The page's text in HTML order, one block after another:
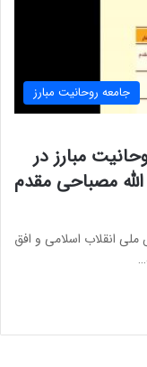
جامعه روحانیت مبارز
مبارز در
الله مصباحی مقدم
انقلاب اسلامی و افق